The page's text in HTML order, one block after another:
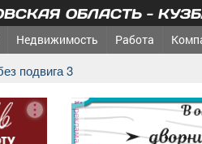
ОБЛАСТЬ -
Недвижимость Работа
подвига 3
реклама